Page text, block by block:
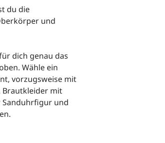
du die
und
dich genau das
Wähle ein
vorzugsweise mit
Brautkleider mit
Sanduhrfigur und